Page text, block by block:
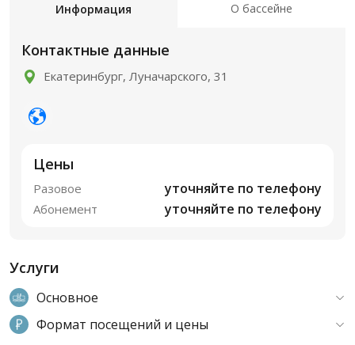
Информация О бассейне
Контактные данные
Екатеринбург, Луначарского, 31
Цены
Разовое уточняйте по телефону
Абонемент уточняйте по телефону
Услуги
Основное
Формат посещений и цены